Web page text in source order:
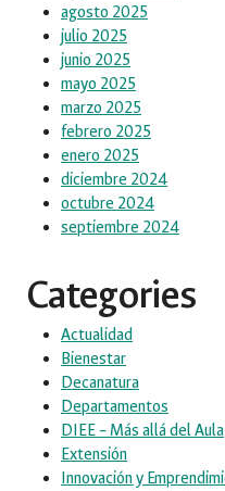
agosto 2025
julio 2025
junio 2025
mayo 2025
marzo 2025
febrero 2025
enero 2025
diciembre 2024
octubre 2024
septiembre 2024
Categories
Actualidad
Bienestar
Decanatura
Departamentos
DIEE – Más allá del Aula
Extensión
Innovación y